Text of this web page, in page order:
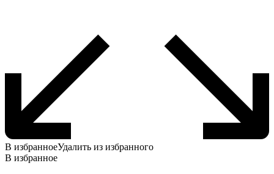
В избранноеУдалить из избранного
В избранное